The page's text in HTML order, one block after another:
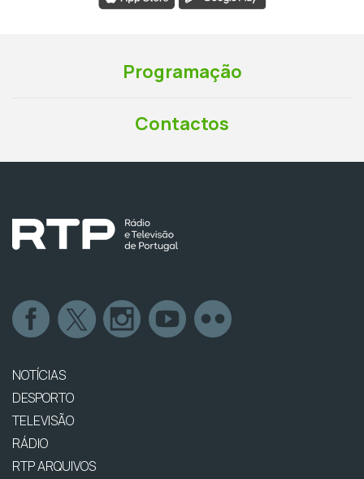
Programação
Contactos
NOTÍCIAS
DESPORTO
TELEVISÃO
RÁDIO
RTP ARQUIVOS